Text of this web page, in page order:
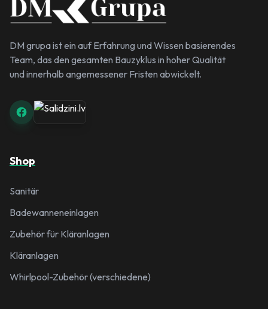
DM grupa ist ein auf Erfahrung und Wissen basierendes
Team, das den gesamten Bauzyklus in hoher Qualität
und innerhalb angemessener Fristen abwickelt.
Shop
Sanitär
Badewanneneinlagen
Zubehör für Kläranlagen
Kläranlagen
Whirlpool-Zubehör (verschiedene)